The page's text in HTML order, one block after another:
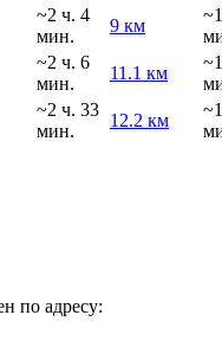
~2 ч. 4
мин.
9 км
~2 ч. 6
мин.
11.1 км
~2 ч. 33
мин.
12.2 км
по адресу: